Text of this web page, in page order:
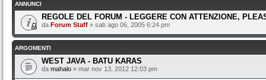
ANNUNCI
REGOLE DEL FORUM - LEGGERE CON ATTENZIONE,
da Forum Staff » sab ago 06, 2005 6:24 pm
ARGOMENTI
WEST JAVA - BATU KARAS
da mahalo » mar nov 13, 2012 12:03 pm